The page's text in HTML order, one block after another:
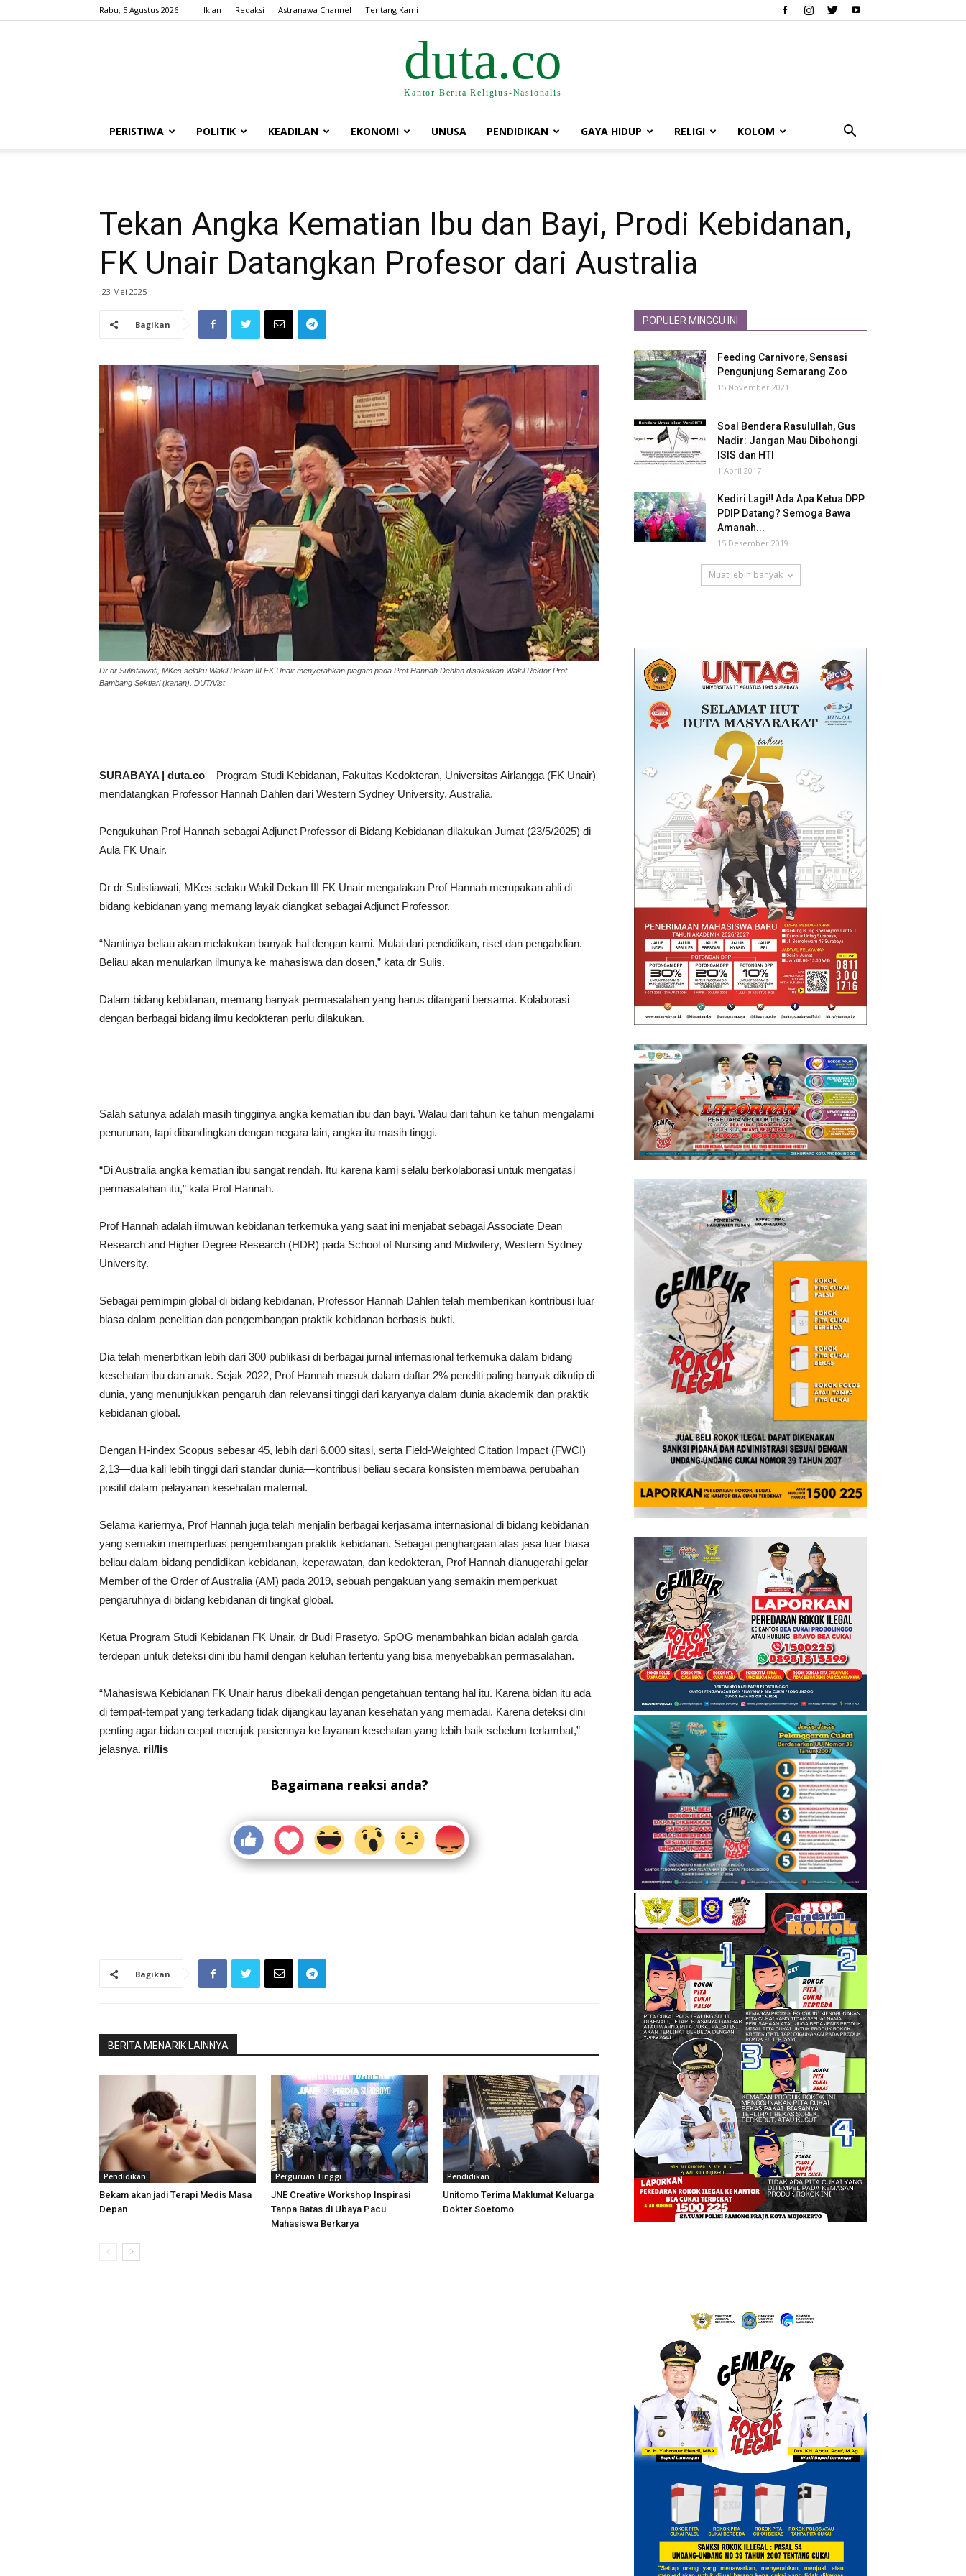
Rabu, 5 Agustus 2026 Iklan Redaksi Astranawa Channel Tentang Kami
duta.co
Kantor Berita Religius-Nasionalis
PERISTIWA POLITIK KEADILAN EKONOMI UNUSA PENDIDIKAN GAYA HIDUP RELIGI KOLOM
Tekan Angka Kematian Ibu dan Bayi, Prodi Kebidanan,
FK Unair Datangkan Profesor dari Australia
23 Mei 2025
Bagikan
Dr dr Sulistiawati, MKes selaku Wakil Dekan III FK Unair menyerahkan piagam pada Prof Hannah Dehlan disaksikan Wakil Rektor Prof
Bambang Sektiari (kanan). DUTA/ist
SURABAYA | duta.co – Program Studi Kebidanan, Fakultas Kedokteran, Universitas Airlangga (FK Unair)
mendatangkan Professor Hannah Dahlen dari Western Sydney University, Australia.
Pengukuhan Prof Hannah sebagai Adjunct Professor di Bidang Kebidanan dilakukan Jumat (23/5/2025) di
Aula FK Unair.
Dr dr Sulistiawati, MKes selaku Wakil Dekan III FK Unair mengatakan Prof Hannah merupakan ahli di
bidang kebidanan yang memang layak diangkat sebagai Adjunct Professor.
“Nantinya beliau akan melakukan banyak hal dengan kami. Mulai dari pendidikan, riset dan pengabdian.
Beliau akan menularkan ilmunya ke mahasiswa dan dosen,” kata dr Sulis.
Dalam bidang kebidanan, memang banyak permasalahan yang harus ditangani bersama. Kolaborasi
dengan berbagai bidang ilmu kedokteran perlu dilakukan.
Salah satunya adalah masih tingginya angka kematian ibu dan bayi. Walau dari tahun ke tahun mengalami
penurunan, tapi dibandingkan dengan negara lain, angka itu masih tinggi.
“Di Australia angka kematian ibu sangat rendah. Itu karena kami selalu berkolaborasi untuk mengatasi
permasalahan itu,” kata Prof Hannah.
Prof Hannah adalah ilmuwan kebidanan terkemuka yang saat ini menjabat sebagai Associate Dean
Research and Higher Degree Research (HDR) pada School of Nursing and Midwifery, Western Sydney
University.
Sebagai pemimpin global di bidang kebidanan, Professor Hannah Dahlen telah memberikan kontribusi luar
biasa dalam penelitian dan pengembangan praktik kebidanan berbasis bukti.
Dia telah menerbitkan lebih dari 300 publikasi di berbagai jurnal internasional terkemuka dalam bidang
kesehatan ibu dan anak. Sejak 2022, Prof Hannah masuk dalam daftar 2% peneliti paling banyak dikutip di
dunia, yang menunjukkan pengaruh dan relevansi tinggi dari karyanya dalam dunia akademik dan praktik
kebidanan global.
Dengan H-index Scopus sebesar 45, lebih dari 6.000 sitasi, serta Field-Weighted Citation Impact (FWCI)
2,13—dua kali lebih tinggi dari standar dunia—kontribusi beliau secara konsisten membawa perubahan
positif dalam pelayanan kesehatan maternal.
Selama kariernya, Prof Hannah juga telah menjalin berbagai kerjasama internasional di bidang kebidanan
yang semakin memperluas pengembangan praktik kebidanan. Sebagai penghargaan atas jasa luar biasa
beliau dalam bidang pendidikan kebidanan, keperawatan, dan kedokteran, Prof Hannah dianugerahi gelar
Member of the Order of Australia (AM) pada 2019, sebuah pengakuan yang semakin memperkuat
pengaruhnya di bidang kebidanan di tingkat global.
Ketua Program Studi Kebidanan FK Unair, dr Budi Prasetyo, SpOG menambahkan bidan adalah garda
terdepan untuk deteksi dini ibu hamil dengan keluhan tertentu yang bisa menyebabkan permasalahan.
“Mahasiswa Kebidanan FK Unair harus dibekali dengan pengetahuan tentang hal itu. Karena bidan itu ada
di tempat-tempat yang terkadang tidak dijangkau layanan kesehatan yang memadai. Karena deteksi dini
penting agar bidan cepat merujuk pasiennya ke layanan kesehatan yang lebih baik sebelum terlambat,”
jelasnya. ril/lis
Bagaimana reaksi anda?
Bagikan
BERITA MENARIK LAINNYA
Pendidikan
Bekam akan jadi Terapi Medis Masa
Depan
Perguruan Tinggi
JNE Creative Workshop Inspirasi
Tanpa Batas di Ubaya Pacu
Mahasiswa Berkarya
Pendidikan
Unitomo Terima Maklumat Keluarga
Dokter Soetomo
POPULER MINGGU INI
Feeding Carnivore, Sensasi
Pengunjung Semarang Zoo
15 November 2021
Soal Bendera Rasulullah, Gus
Nadir: Jangan Mau Dibohongi
ISIS dan HTI
1 April 2017
Kediri Lagi‼ Ada Apa Ketua DPP
PDIP Datang? Semoga Bawa
Amanah...
15 Desember 2019
Muat lebih banyak